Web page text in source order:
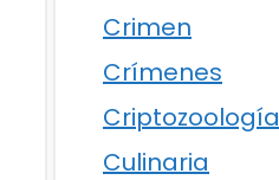
Crimen
Crímenes
Criptozoología
Culinaria